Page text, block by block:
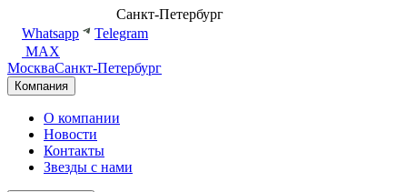
Санкт-Петербург
Whatsapp
Telegram
MAX
МоскваСанкт-Петербург
Компания
О компании
Новости
Контакты
Звезды с нами